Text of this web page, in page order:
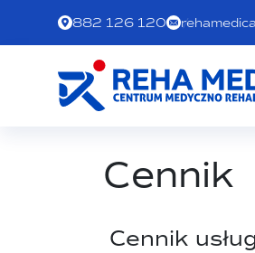
882 126 120
Cennik
Cennik